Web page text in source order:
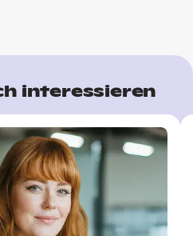
interessieren